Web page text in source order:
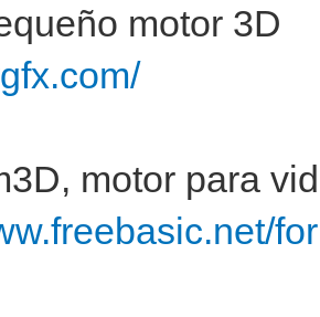
motor 3D
motor para